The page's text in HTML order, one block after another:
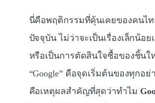
นี่คือพฤติกรรมที่คุ้นเคยของคนไ
ปัจจุบัน ไม่ว่าจะเป็นเรื่องเล็กน้อ
หรือเป็นการตัดสินใจซื้อของชิ้น
“Google” คือจุดเริ่มต้นของทุกอย่
คือเหตุผลสำคัญที่สุดว่าทำไม